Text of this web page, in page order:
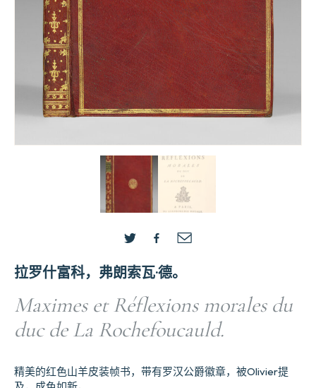
拉罗什富科，弗朗索瓦·德。
Maximes et Réflexions morales du
duc de La Rochefoucauld.
精美的红色山羊皮装帧书，带有罗汉公爵徽章，被Olivier提